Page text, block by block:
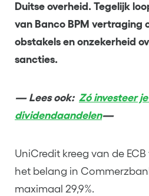
Duitse overheid. Tegelijk
van Banco BPM vertraging
obstakels en onzekerheid
sancties.
— Lees ook: Zó investeer
dividendaandelen—
UniCredit kreeg van de
het belang in
maximaal 29,9%.